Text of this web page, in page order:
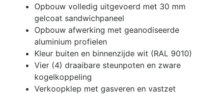
Opbouw volledig uitgevoerd met 30 mm
gelcoat sandwichpaneel
Opbouw afwerking met geanodiseerde
aluminium profielen
Kleur buiten en binnenzijde wit (RAL 9010)
Vier (4) draaibare steunpoten en zware
kogelkoppeling
Verkoopklep met gasveren en vastzet